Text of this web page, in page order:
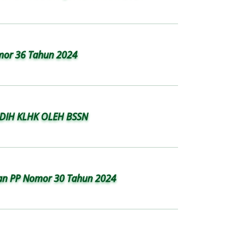
36 Tahun 2024
KLHK OLEH BSSN
PP Nomor 30 Tahun 2024